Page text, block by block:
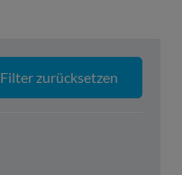
Filter zurücksetzen